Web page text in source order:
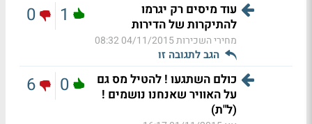
עוד מיסים רק יגרמו
להתיקרות של הדירות
מחירי השכירות04/11/2015 08:32
הגב לתגובה זו
1
0
כולם השתגעו ! להטיל מס גם
על האוויר שאנחנו נושמים !
(ל"ת)
0
6